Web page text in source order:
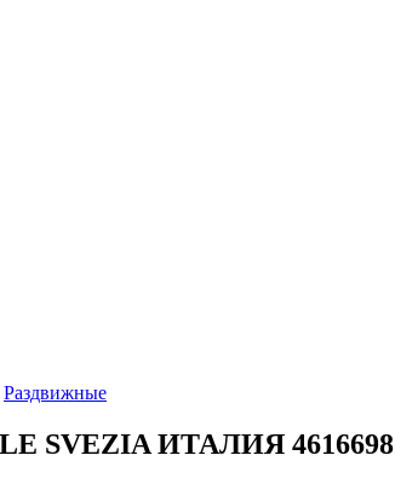
Раздвижные
SVEZIA ИТАЛИЯ 4616698